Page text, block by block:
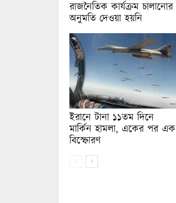
রাজনৈতিক কার্যক্রম চালানোর
অনুমতি দেওয়া হয়নি
ইরানে টানা ১১তম দিনে
মার্কিন হামলা, একের পর এক
বিস্ফোরণ